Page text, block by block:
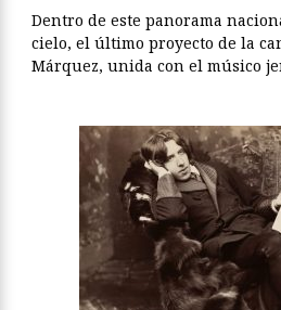
Dentro de este panorama
cielo, el último proyecto de la
Márquez, unida con el músico